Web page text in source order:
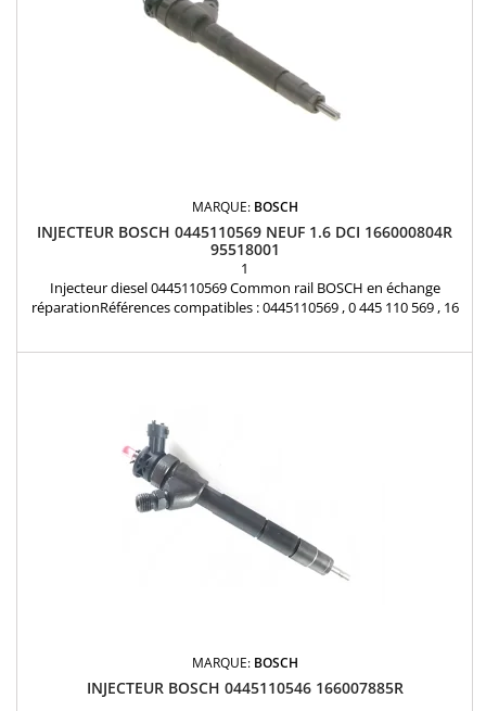
MARQUE: BOSCH
INJECTEUR BOSCH 0445110569 NEUF 1.6 DCI 166000804R
95518001
1
Injecteur diesel 0445110569 Common rail BOSCH en échange
réparationRéférences compatibles : 0445110569 , 0 445 110 569 , 16
MARQUE: BOSCH
INJECTEUR BOSCH 0445110546 166007885R